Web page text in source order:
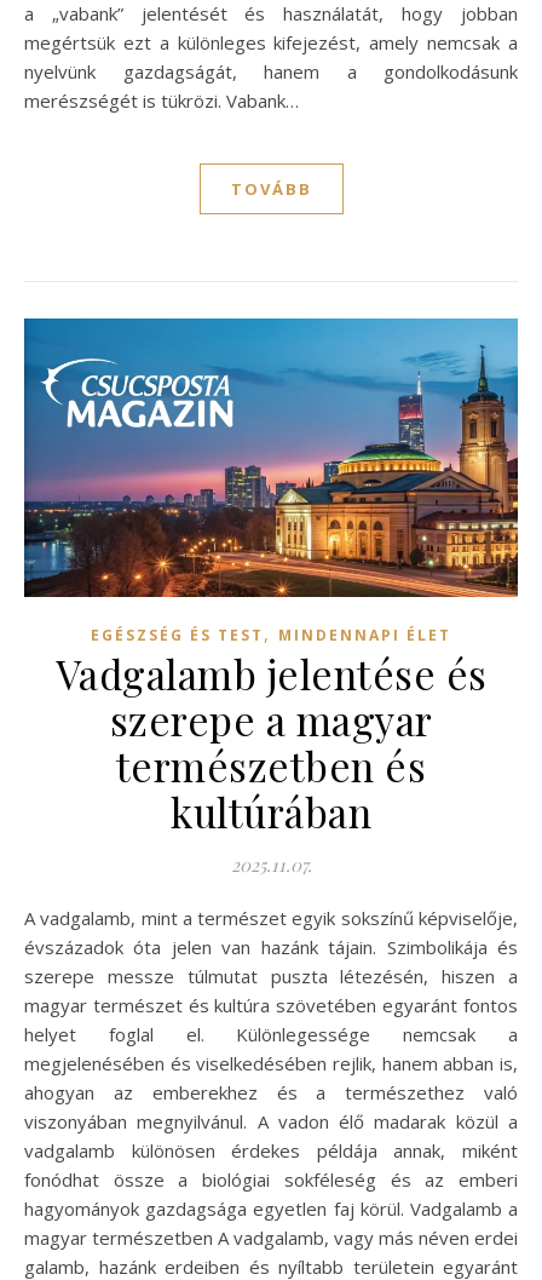
a „vabank” jelentését és használatát, hogy jobban
megértsük ezt a különleges kifejezést, amely nemcsak a
nyelvünk gazdagságát, hanem a gondolkodásunk
merészségét is tükrözi. Vabank…
TOVÁBB
EGÉSZSÉG ÉS TEST , MINDENNAPI ÉLET
Vadgalamb jelentése és
szerepe a magyar
természetben és
kultúrában
2025.11.07.
A vadgalamb, mint a természet egyik sokszínű képviselője,
évszázadok óta jelen van hazánk tájain. Szimbolikája és
szerepe messze túlmutat puszta létezésén, hiszen a
magyar természet és kultúra szövetében egyaránt fontos
helyet foglal el. Különlegessége nemcsak a
megjelenésében és viselkedésében rejlik, hanem abban is,
ahogyan az emberekhez és a természethez való
viszonyában megnyilvánul. A vadon élő madarak közül a
vadgalamb különösen érdekes példája annak, miként
fonódhat össze a biológiai sokféleség és az emberi
hagyományok gazdagsága egyetlen faj körül. Vadgalamb a
magyar természetben A vadgalamb, vagy más néven erdei
galamb, hazánk erdeiben és nyíltabb területein egyaránt